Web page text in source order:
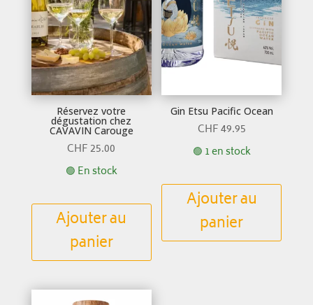
Réservez votre
dégustation chez
CAVAVIN Carouge
CHF25.00
🟢 En stock
Ajouter au
panier
Gin Etsu Pacific Ocean
CHF49.95
🟢 1 en stock
Ajouter au
panier